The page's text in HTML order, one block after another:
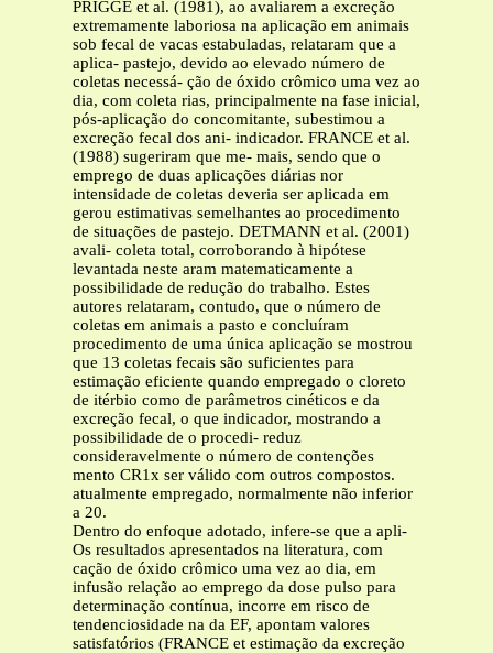
PRIGGE et al. (1981), ao avaliarem a excreção
extremamente laboriosa na aplicação em animais
sob fecal de vacas estabuladas, relataram que a
aplica- pastejo, devido ao elevado número de
coletas necessá- ção de óxido crômico uma vez ao
dia, com coleta rias, principalmente na fase inicial,
pós-aplicação do concomitante, subestimou a
excreção fecal dos ani- indicador. FRANCE et al.
(1988) sugeriram que me- mais, sendo que o
emprego de duas aplicações diárias nor
intensidade de coletas deveria ser aplicada em
gerou estimativas semelhantes ao procedimento
de situações de pastejo. DETMANN et al. (2001)
avali- coleta total, corroborando à hipótese
levantada neste aram matematicamente a
possibilidade de redução do trabalho. Estes
autores relataram, contudo, que o número de
coletas em animais a pasto e concluíram
procedimento de uma única aplicação se mostrou
que 13 coletas fecais são suficientes para
estimação eficiente quando empregado o cloreto
de itérbio como de parâmetros cinéticos e da
excreção fecal, o que indicador, mostrando a
possibilidade de o procedi- reduz
consideravelmente o número de contenções
mento CR1x ser válido com outros compostos.
atualmente empregado, normalmente não inferior
a 20.
Dentro do enfoque adotado, infere-se que a apli-
Os resultados apresentados na literatura, com
cação de óxido crômico uma vez ao dia, em
infusão relação ao emprego da dose pulso para
determinação contínua, incorre em risco de
tendenciosidade na da EF, apontam valores
satisfatórios (FRANCE et estimação da excreção